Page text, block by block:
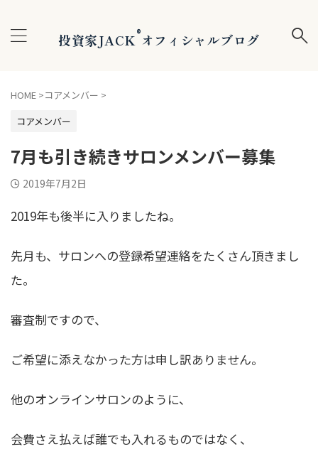
投資家JACK®オフィシャルブログ
HOME >コアメンバー >
コアメンバー
7月も引き続きサロンメンバー募集
2019年7月2日
2019年も後半に入りましたね。
先月も、サロンへの登録希望連絡をたくさん頂きまし
た。
審査制ですので、
ご希望に添えなかった方は申し訳ありません。
他のオンラインサロンのように、
会費さえ払えば誰でも入れるものではなく、